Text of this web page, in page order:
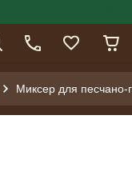
Миксер для песчано-